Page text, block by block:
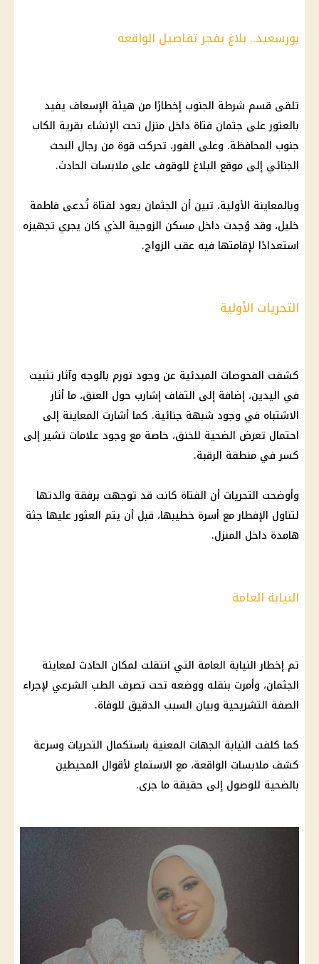
بورسعيد.. بلاغ يفجر تفاصيل الواقعة
تلقى قسم شرطة الجنوب إخطارًا من هيئة الإسعاف يفيد
بالعثور على جثمان فتاة داخل منزل تحت الإنشاء بقرية الكاب
جنوب المحافظة. وعلى الفور، تحركت قوة من رجال البحث
الجنائي إلى موقع البلاغ للوقوف على ملابسات الحادث.
وبالمعاينة الأولية، تبين أن الجثمان يعود لفتاة تُدعى فاطمة
خليل، وقد وُجدت داخل مسكن الزوجية الذي كان يجري تجهيزه
استعدادًا لإقامتها فيه عقب الزواج.
التحريات الأولية
كشفت الفحوصات المبدئية عن وجود تورم بالوجه وآثار تثبيت
في اليدين، إضافة إلى التفاف إشارب حول العنق، ما أثار
الاشتباه في وجود شبهة جنائية. كما أشارت المعاينة إلى
احتمال تعرض الضحية للخنق، خاصة مع وجود علامات تشير إلى
كسر في منطقة الرقبة.
وأوضحت التحريات أن الفتاة كانت قد توجهت برفقة والدتها
لتناول الإفطار مع أسرة خطيبها، قبل أن يتم العثور عليها جثة
هامدة داخل المنزل.
النيابة العامة
تم إخطار النيابة العامة التي انتقلت لمكان الحادث لمعاينة
الجثمان، وأمرت بنقله ووضعه تحت تصرف الطب الشرعي لإجراء
الصفة التشريحية وبيان السبب الدقيق للوفاة.
كما كلفت النيابة الجهات المعنية باستكمال التحريات وسرعة
كشف ملابسات الواقعة، مع الاستماع لأقوال المحيطين
بالضحية للوصول إلى حقيقة ما جرى.